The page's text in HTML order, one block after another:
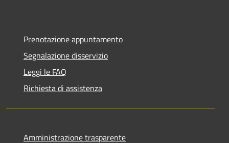
Prenotazione appuntamento
Segnalazione disservizio
Leggi le FAQ
Richiesta di assistenza
Amministrazione trasparente